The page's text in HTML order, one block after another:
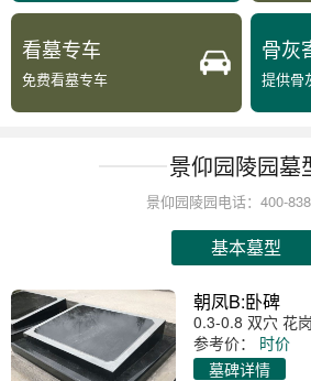
看墓专车
免费看墓专车
骨灰
提供骨
景仰园陵园墓
景仰园陵园电话：400-
基本墓型
朝凤B:卧碑
0.3-0.8 双穴 花
参考价：
时价
墓碑详情